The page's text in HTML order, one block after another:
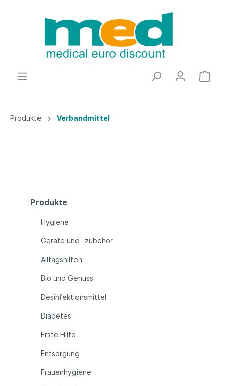
Produkte Verbandmittel
Produkte
Hygiene
Geräte und -zubehör
Alltagshilfen
Bio und Genuss
Desinfektionsmittel
Diabetes
Erste Hilfe
Entsorgung
Frauenhygiene